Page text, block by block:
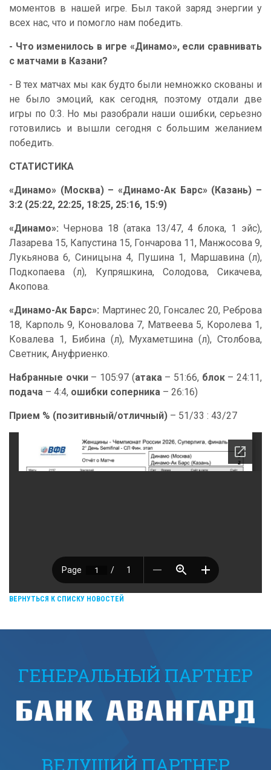
моментов в нашей игре. Был такой заряд энергии у
всех нас, что и помогло нам победить.
- Что изменилось в игре «Динамо», если сравнивать
с матчами в Казани?
- В тех матчах мы как будто были немножко скованы и
не было эмоций, как сегодня, поэтому отдали две
игры по 0:3. Но мы разобрали наши ошибки, серьезно
готовились и вышли сегодня с большим желанием
победить.
СТАТИСТИКА
«Динамо» (Москва) – «Динамо-Ак Барс» (Казань) –
3:2 (25:22, 22:25, 18:25, 25:16, 15:9)
«Динамо»: Чернова 18 (атака 13/47, 4 блока, 1 эйс),
Лазарева 15, Капустина 15, Гончарова 11, Манжосова 9,
Лукьянова 6, Синицына 4, Пушина 1, Маршавина (л),
Подкопаева (л), Купряшкина, Солодова, Сикачева,
Акопова.
«Динамо-Ак Барс»: Мартинес 20, Гонсалес 20, Реброва
18, Карполь 9, Коновалова 7, Матвеева 5, Королева 1,
Ковалева 1, Бибина (л), Мухаметшина (л), Столбова,
Светник, Ануфриенко.
Набранные очки– 105:97 (атака– 51:66, блок– 24:11,
подача – 4:4, ошибки соперника – 26:16)
Прием % (позитивный/отличный) – 51/33 : 43/27
ВЕРНУТЬСЯ К СПИСКУ НОВОСТЕЙ
ГЕНЕРАЛЬНЫЙ ПАРТНЕР
ВЕДУЩИЙ ПАРТНЕР